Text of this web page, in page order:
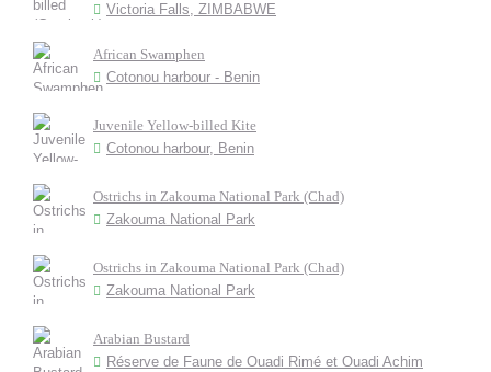
Victoria Falls, ZIMBABWE
African Swamphen
Cotonou harbour - Benin
Juvenile Yellow-billed Kite
Cotonou harbour, Benin
Ostrichs in Zakouma National Park (Chad)
Zakouma National Park
Ostrichs in Zakouma National Park (Chad)
Zakouma National Park
Arabian Bustard
Réserve de Faune de Ouadi Rimé et Ouadi Achim